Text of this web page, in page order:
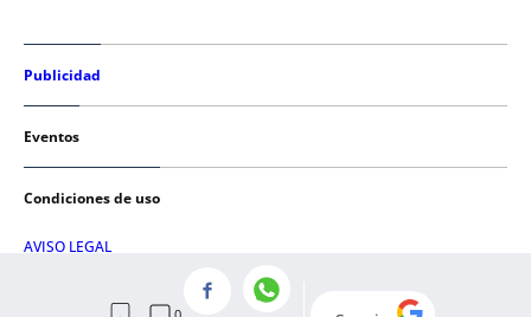
Publicidad
Eventos
Condiciones de uso
AVISO LEGAL